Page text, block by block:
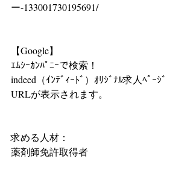
ー-133001730195691/
【Google】
ｴﾑｼｰｶﾝﾊﾟﾆｰで検索！
indeed（ｲﾝﾃﾞｨｰﾄﾞ）ｵﾘｼﾞﾅﾙ求人ﾍﾟｰｼﾞ
URLが表示されます。
求める人材：
薬剤師免許取得者